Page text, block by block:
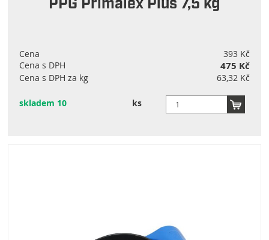
PPG Primalex Plus 7,5 kg
Cena
393 Kč
Cena s DPH
475 Kč
Cena s DPH za kg 63,32 Kč
skladem 10 ks